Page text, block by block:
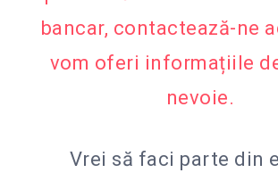
bancar, contactează-ne
vom oferi informațiile
nevoie.
Vrei să faci parte din